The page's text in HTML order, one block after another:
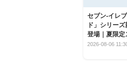
セブン‐イレ
ド」シリー
登場｜夏限定
爽快な魅力
2026-08-06